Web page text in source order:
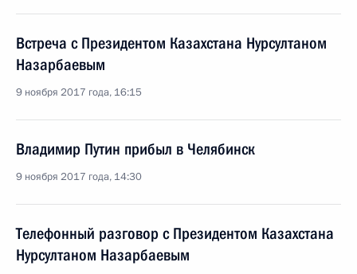
Встреча с Президентом Казахстана Нурсултаном
Назарбаевым
9 ноября 2017 года, 16:15
Владимир Путин прибыл в Челябинск
9 ноября 2017 года, 14:30
Телефонный разговор с Президентом Казахстана
Нурсултаном Назарбаевым